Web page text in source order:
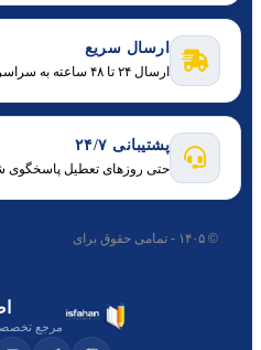
ارسال سریع
ارسال ۲۴ تا ۴۸ ساعته به سراسر کشور
پشتیبانی ۲۴/۷
حتی روزهای تعطیل پاسخگوی
© ۱۴۰۵ - تمامی حقوق برای
مرجع